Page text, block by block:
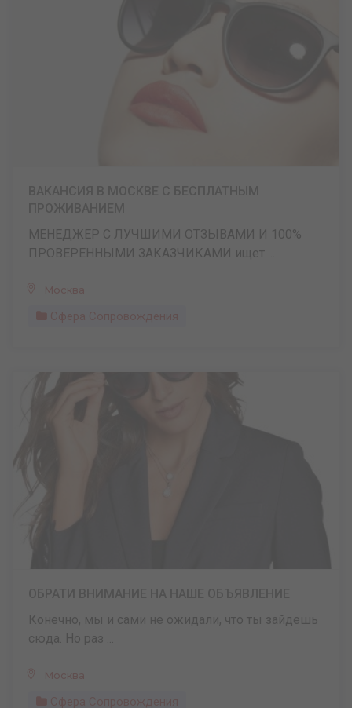
МЕНЕДЖЕР С ЛУЧШИМИ ОТЗЫВАМИ И 100%
ПРОВЕРЕННЫМИ ЗАКАЗЧИКАМИ ищет ...
Москва
Сфера Сопровождения
Конечно, мы и сами не ожидали, что ты зайдешь
сюда. Но раз ...
Москва
Сфера Сопровождения